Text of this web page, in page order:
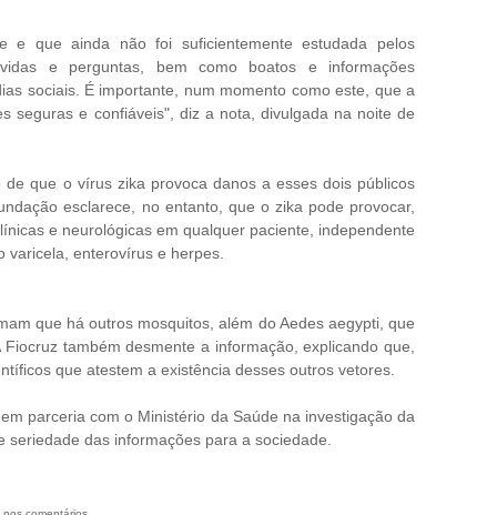
e que ainda não foi suficientemente estudada pelos
e perguntas, bem como boatos e informações
sociais. É importante, num momento como este, que a
seguras e confiáveis", diz a nota, divulgada na noite de
que o vírus zika provoca danos a esses dois públicos
esclarece, no entanto, que o zika pode provocar,
e neurológicas em qualquer paciente, independente
varicela, enterovírus e herpes.
que há outros mosquitos, além do Aedes aegypti, que
também desmente a informação, explicando que,
que atestem a existência desses outros vetores.
parceria com o Ministério da Saúde na investigação da
das informações para a sociedade.